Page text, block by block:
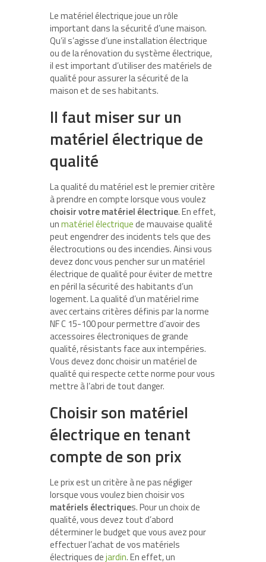
Le matériel électrique joue un rôle
important dans la sécurité d’une maison.
Qu’il s’agisse d’une installation électrique
ou de la rénovation du système électrique,
il est important d’utiliser des matériels de
qualité pour assurer la sécurité de la
maison et de ses habitants.
Il faut miser sur un
matériel électrique de
qualité
La qualité du matériel est le premier critère
à prendre en compte lorsque vous voulez
choisir votre matériel électrique. En effet,
unmatériel électriquede mauvaise qualité
peut engendrer des incidents tels que des
électrocutions ou des incendies. Ainsi vous
devez donc vous pencher sur un matériel
électrique de qualité pour éviter de mettre
en péril la sécurité des habitants d’un
logement. La qualité d’un matériel rime
avec certains critères définis par la norme
NF C 15-100 pour permettre d’avoir des
accessoires électroniques de grande
qualité, résistants face aux intempéries.
Vous devez donc choisir un matériel de
qualité qui respecte cette norme pour vous
mettre à l’abri de tout danger.
Choisir son matériel
électrique en tenant
compte de son prix
Le prix est un critère à ne pas négliger
lorsque vous voulez bien choisir vos
matériels électriques. Pour un choix de
qualité, vous devez tout d’abord
déterminer le budget que vous avez pour
effectuer l’achat de vos matériels
électriques dejardin. En effet, un